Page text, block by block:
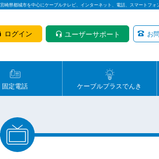
崎県都城市を中心にケーブルテレビ、インターネット、電話、スマートフォ
ログイン ユーザーサポート お
固定電話 ケーブルプラスでんき